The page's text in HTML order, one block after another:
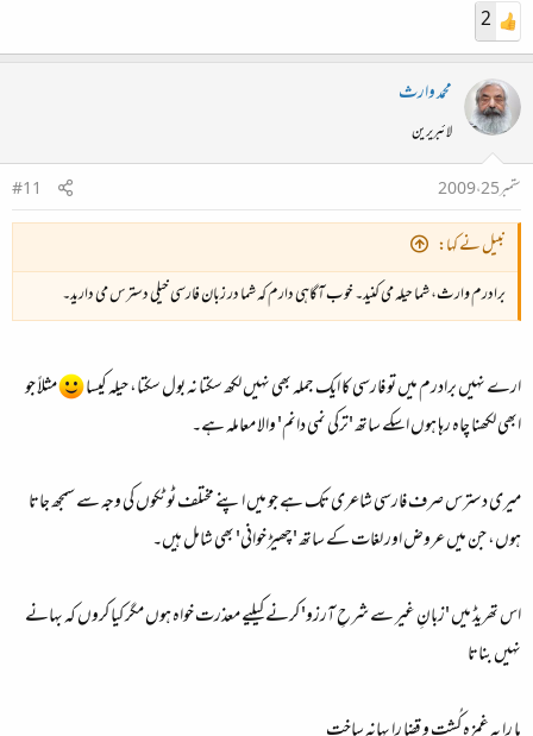
2
محمد وارث
لائبریرین
ستمبر 25، 2009
#11
نبیل نے کہا:
برادرم وارث، شما حیلہ می کنید۔ خوب آگاہی دارم کہ شما در زبان فارسی خیلی دسترس می دارید۔
ارے نہیں برادرم میں تو فارسی کا ایک جملہ بھی نہیں لکھ سکتا نہ بول سکتا، حیلہ کیسا
مثلاً جو
ابھی لکھنا چاہ رہا ہوں اسکے ساتھ 'ترکی نمی دانم' والا معاملہ ہے۔
میری دسترس صرف فارسی شاعری تک ہے جو میں اپنے مختلف ٹوٹکوں کی وجہ سے سمجھ جاتا
ہوں، جن میں عروض اور لغات کے ساتھ 'چھیڑ خوانی' بھی شامل ہیں۔
اس تھریڈ میں 'زبانِ غیر سے شرحِ آرزو' کرنے کیلیے معذرت خواہ ہوں مگر کیا کروں کہ بہانے
نہیں بناتا